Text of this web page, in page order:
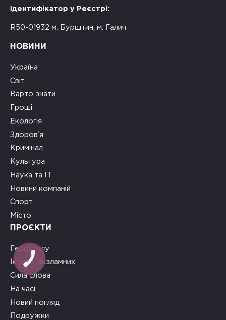
Ідентифікатор у Реєстрі:
R50-01932 м. Бурштин, м. Галич
НОВИНИ
Україна
Світ
Варто знати
Гроші
Екологія
Здоров’я
Кримінал
Культура
Наука та ІТ
Новини компаній
Спорт
Місто
ПРОЄКТИ
Герої тилу
Історії Незламних
Сила слова
На часі
Новий погляд
Подружки